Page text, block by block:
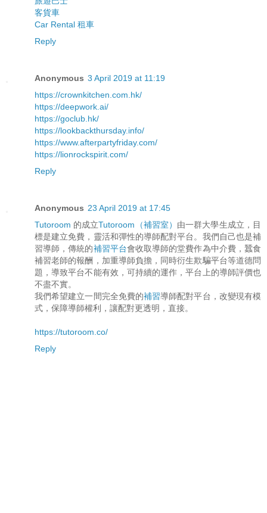
客貨車
Car Rental 租車
Reply
Anonymous 3 April 2019 at 11:19
https://crownkitchen.com.hk/
https://deepwork.ai/
https://goclub.hk/
https://lookbackthursday.info/
https://www.afterpartyfriday.com/
https://lionrockspirit.com/
Reply
Anonymous 23 April 2019 at 17:45
Tutoroom 的成立Tutoroom（補習室） 由一群大學生成立，目
標是建立免費，靈活和彈性的導師配對平台。我們自己也是補
習導師，傳統的補習平台會收取導師的堂費作為中介費，蠶食
補習老師的報酬，加重導師負擔，同時衍生欺騙平台等道德問
題，導致平台不能有效，可持續的運作，平台上的導師評價也
不盡不實。
我們希望建立一間完全免費的補習導師配對平台，改變現有模
式，保障導師權利，讓配對更透明，直接。
https://tutoroom.co/
Reply